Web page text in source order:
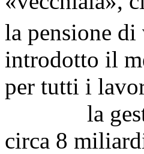
la pensione
introdotto il
per tutti i
la gestione
circa 8